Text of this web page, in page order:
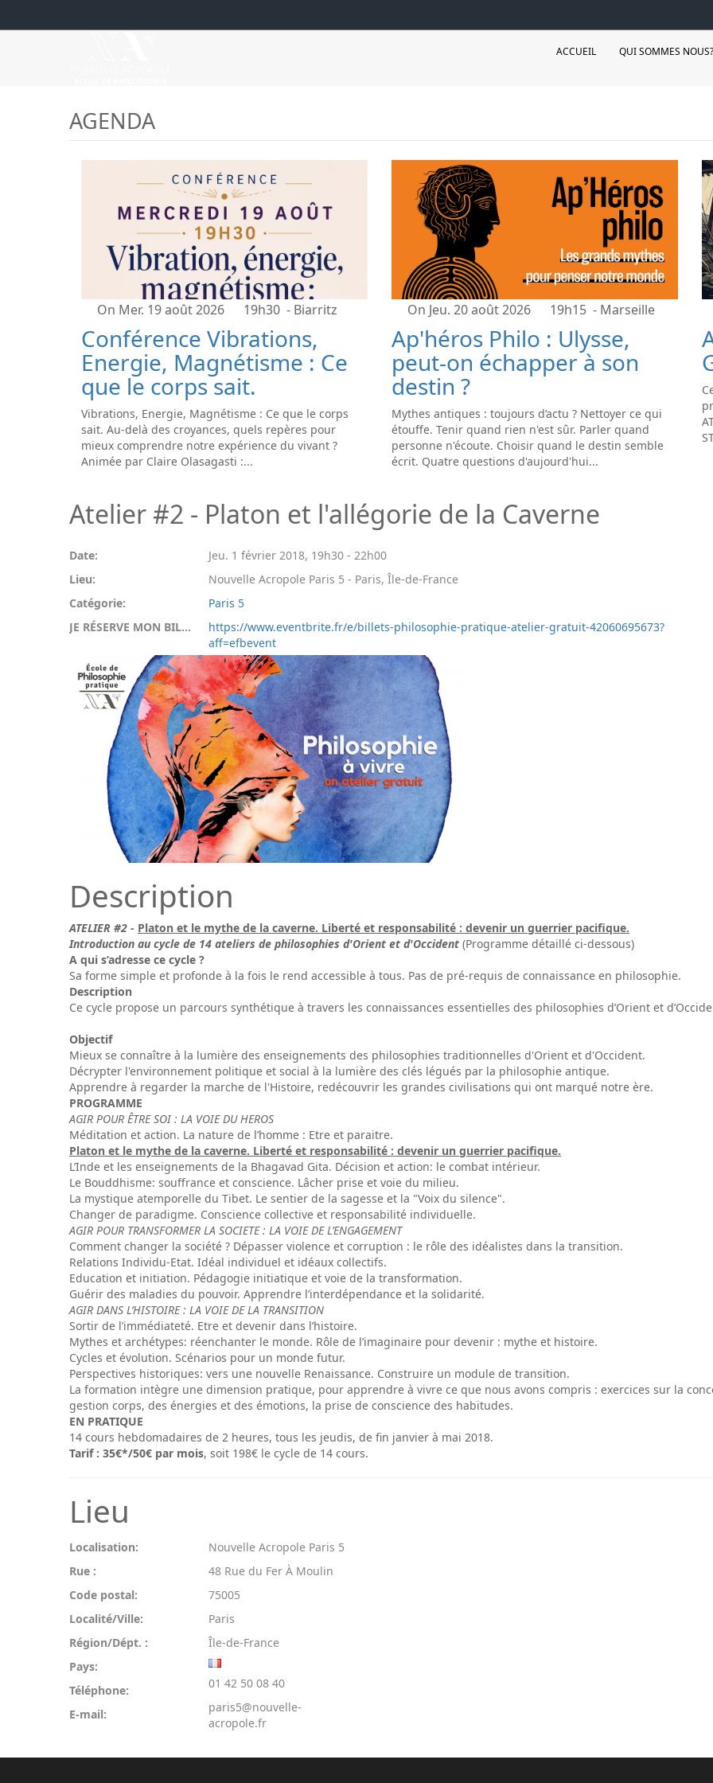
ACCUEIL QUI SOMMES NOUS?
AGENDA
On Mer. 19 août 2026 19h30 - Biarritz
Conférence Vibrations,
Energie, Magnétisme : Ce
que le corps sait.
Vibrations, Energie, Magnétisme : Ce que le corps
sait. Au-delà des croyances, quels repères pour
mieux comprendre notre expérience du vivant ?
Animée par Claire Olasagasti :...
On Jeu. 20 août 2026 19h15 - Marseille
Ap'héros Philo : Ulysse,
peut-on échapper à son
destin ?
Mythes antiques : toujours d’actu ? Nettoyer ce qui
étouffe. Tenir quand rien n'est sûr. Parler quand
personne n'écoute. Choisir quand le destin semble
écrit. Quatre questions d'aujourd'hui...
Atelier #2 - Platon et l'allégorie de la Caverne
Date: Jeu. 1 février 2018, 19h30 - 22h00
Lieu:
Nouvelle Acropole Paris 5 - Paris, Île-de-France
Catégorie:
Paris 5
JE RÉSERVE MON BILLET:
https://www.eventbrite.fr/e/billets-philosophie-pratique-atelier-gratuit-42060695673?
aff=efbevent
Description
ATELIER #2 - Platon et le mythe de la caverne. Liberté et responsabilité : devenir un guerrier pacifique.
Introduction au cycle de 14 ateliers de philosophies d'Orient et d'Occident (Programme détaillé ci-dessous)
A qui s’adresse ce cycle ?
Sa forme simple et profonde à la fois le rend accessible à tous. Pas de pré-requis de connaissance en philosophie.
Description
Ce cycle propose un parcours synthétique à travers les connaissances essentielles des philosophies d’Orient et
Objectif
Mieux se connaître à la lumière des enseignements des philosophies traditionnelles d'Orient et d'Occident.
Décrypter l'environnement politique et social à la lumière des clés légués par la philosophie antique.
Apprendre à regarder la marche de l'Histoire, redécouvrir les grandes civilisations qui ont marqué notre ère.
PROGRAMME
AGIR POUR ÊTRE SOI : LA VOIE DU HEROS
Méditation et action. La nature de l’homme : Etre et paraitre.
Platon et le mythe de la caverne. Liberté et responsabilité : devenir un guerrier pacifique.
L’Inde et les enseignements de la Bhagavad Gita. Décision et action: le combat intérieur.
Le Bouddhisme: souffrance et conscience. Lâcher prise et voie du milieu.
La mystique atemporelle du Tibet. Le sentier de la sagesse et la "Voix du silence".
Changer de paradigme. Conscience collective et responsabilité individuelle.
AGIR POUR TRANSFORMER LA SOCIETE : LA VOIE DE L’ENGAGEMENT
Comment changer la société ? Dépasser violence et corruption : le rôle des idéalistes dans la transition.
Relations Individu-Etat. Idéal individuel et idéaux collectifs.
Education et initiation. Pédagogie initiatique et voie de la transformation.
Guérir des maladies du pouvoir. Apprendre l’interdépendance et la solidarité.
AGIR DANS L’HISTOIRE : LA VOIE DE LA TRANSITION
Sortir de l’immédiateté. Etre et devenir dans l’histoire.
Mythes et archétypes: réenchanter le monde. Rôle de l’imaginaire pour devenir : mythe et histoire.
Cycles et évolution. Scénarios pour un monde futur.
Perspectives historiques: vers une nouvelle Renaissance. Construire un module de transition.
La formation intègre une dimension pratique, pour apprendre à vivre ce que nous avons compris : exercices sur la
gestion corps, des énergies et des émotions, la prise de conscience des habitudes.
EN PRATIQUE
14 cours hebdomadaires de 2 heures, tous les jeudis, de fin janvier à mai 2018.
Tarif : 35€*/50€ par mois, soit 198€ le cycle de 14 cours.
Lieu
Localisation:
Nouvelle Acropole Paris 5
Rue :
48 Rue du Fer À Moulin
Code postal:
75005
Localité/Ville:
Paris
Région/Dépt. :
Île-de-France
Pays:
Téléphone:
01 42 50 08 40
E-mail:
paris5@nouvelle-
acropole.fr